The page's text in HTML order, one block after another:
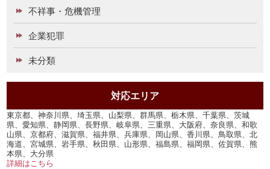
不祥事・危機管理
企業犯罪
未分類
対応エリア
東京都、神奈川県、埼玉県、山梨県、群馬県、栃木県、千葉県、茨城
県、愛知県、静岡県、長野県、岐阜県、三重県、大阪府、奈良県、和歌
山県、京都府、滋賀県、福井県、兵庫県、岡山県、香川県、鳥取県、北
海道、宮城県、岩手県、秋田県、山形県、福島県、福岡県、佐賀県、熊
本県、大分県
詳細はこちら